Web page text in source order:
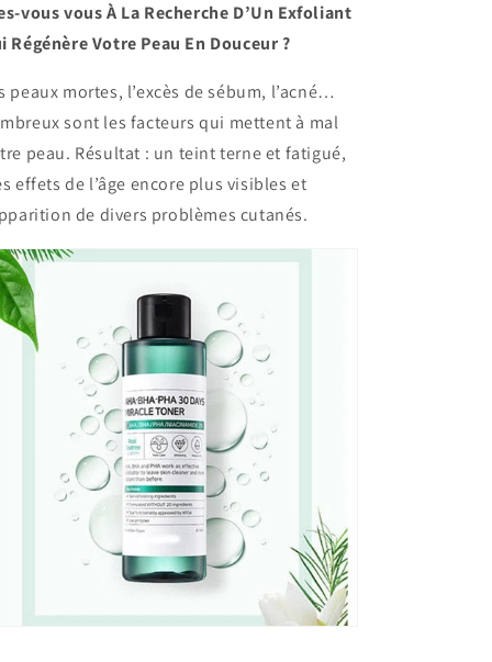
vous vous À La Recherche D’Un Exfoliant
Régénère Votre Peau En Douceur ?
peaux mortes, l’excès de sébum, l’acné…
sont les facteurs qui mettent à mal
peau. Résultat : un teint terne et fatigué,
effets de l’âge encore plus visibles et
de divers problèmes cutanés.